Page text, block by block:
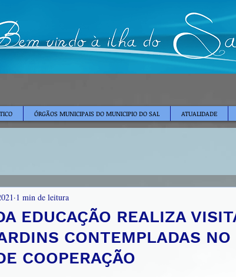
ÓRGÃOS MUNICIPAIS DO MUNICIPIO DO SAL ATUALIDADE
EDUCAÇÃO REALIZA
CONTEMPLADAS NO
COOPERAÇÃO
1 min de leitura